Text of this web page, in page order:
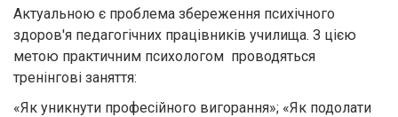
Актуальною є проблема збереження психічного
здоров'я педагогічних працівників училища. З цією
метою практичним психологом проводяться
тренінгові заняття:
«Як уникнути професійного вигорання»; «Як подолати